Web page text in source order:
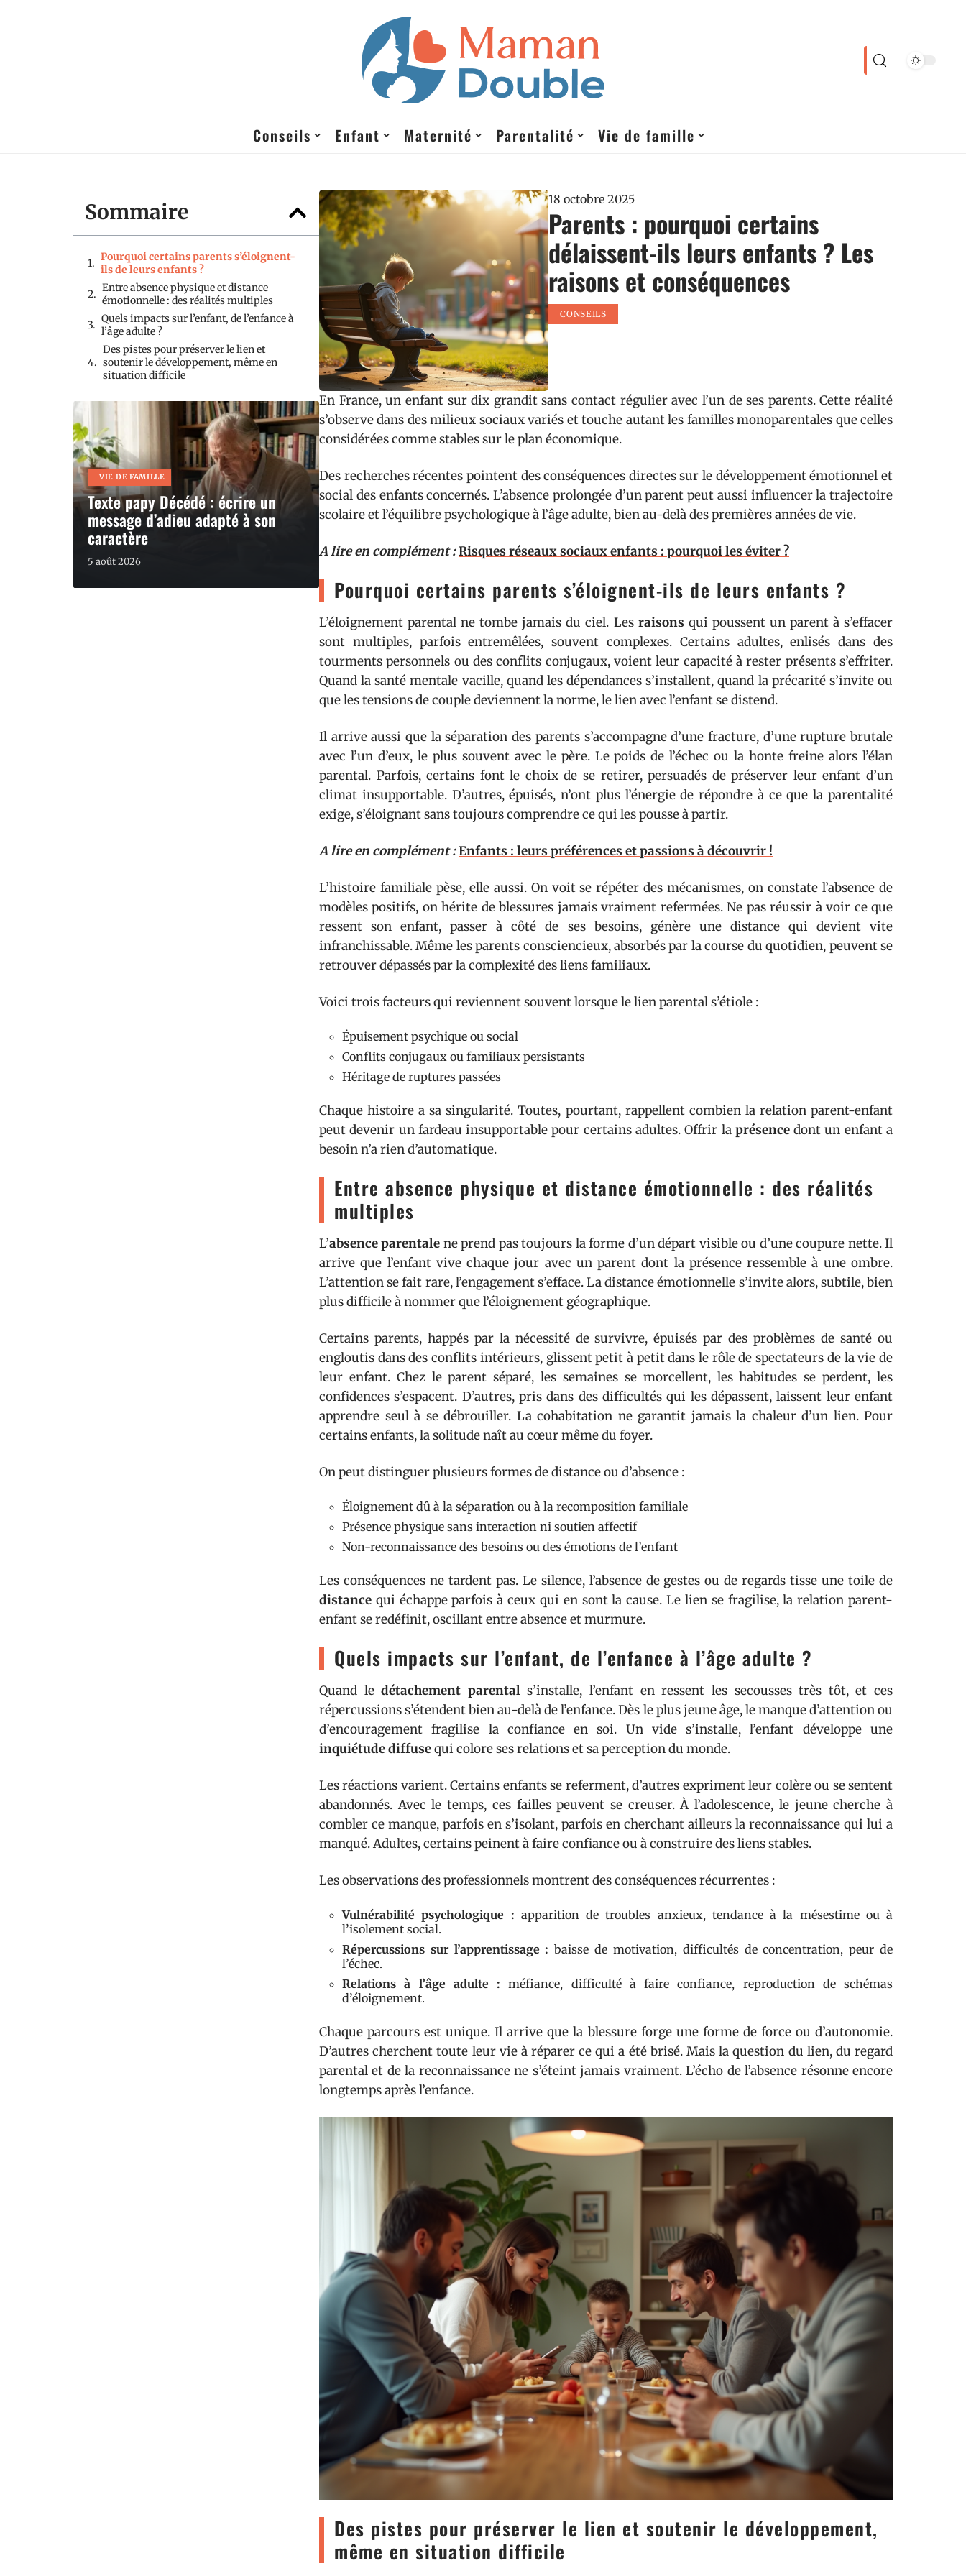
Conseils Enfant Maternité Parentalité Vie de famille
Sommaire
Pourquoi certains parents s’éloignent-
ils de leurs enfants ?
Entre absence physique et distance
émotionnelle : des réalités multiples
Quels impacts sur l’enfant, de l’enfance à
l’âge adulte ?
Des pistes pour préserver le lien et
soutenir le développement, même en
situation difficile
VIE DE FAMILLE
Texte papy Décédé : écrire un
message d’adieu adapté à son
caractère
5 août 2026
18 octobre 2025
Parents : pourquoi certains
délaissent-ils leurs enfants ? Les
raisons et conséquences
CONSEILS
En France, un enfant sur dix grandit sans contact régulier avec l’un de ses parents. Cette réalité
s’observe dans des milieux sociaux variés et touche autant les familles monoparentales que celles
considérées comme stables sur le plan économique.
Des recherches récentes pointent des conséquences directes sur le développement émotionnel et
social des enfants concernés. L’absence prolongée d’un parent peut aussi influencer la trajectoire
scolaire et l’équilibre psychologique à l’âge adulte, bien au-delà des premières années de vie.
A lire en complément :Risques réseaux sociaux enfants : pourquoi les éviter ?
Pourquoi certains parents s’éloignent-ils de leurs enfants ?
L’éloignement parental ne tombe jamais du ciel. Les raisons qui poussent un parent à s’effacer
sont multiples, parfois entremêlées, souvent complexes. Certains adultes, enlisés dans des
tourments personnels ou des conflits conjugaux, voient leur capacité à rester présents s’effriter.
Quand la santé mentale vacille, quand les dépendances s’installent, quand la précarité s’invite ou
que les tensions de couple deviennent la norme, le lien avec l’enfant se distend.
Il arrive aussi que la séparation des parents s’accompagne d’une fracture, d’une rupture brutale
avec l’un d’eux, le plus souvent avec le père. Le poids de l’échec ou la honte freine alors l’élan
parental. Parfois, certains font le choix de se retirer, persuadés de préserver leur enfant d’un
climat insupportable. D’autres, épuisés, n’ont plus l’énergie de répondre à ce que la parentalité
exige, s’éloignant sans toujours comprendre ce qui les pousse à partir.
A lire en complément :Enfants : leurs préférences et passions à découvrir !
L’histoire familiale pèse, elle aussi. On voit se répéter des mécanismes, on constate l’absence de
modèles positifs, on hérite de blessures jamais vraiment refermées. Ne pas réussir à voir ce que
ressent son enfant, passer à côté de ses besoins, génère une distance qui devient vite
infranchissable. Même les parents consciencieux, absorbés par la course du quotidien, peuvent se
retrouver dépassés par la complexité des liens familiaux.
Voici trois facteurs qui reviennent souvent lorsque le lien parental s’étiole :
Épuisement psychique ou social
Conflits conjugaux ou familiaux persistants
Héritage de ruptures passées
Chaque histoire a sa singularité. Toutes, pourtant, rappellent combien la relation parent-enfant
peut devenir un fardeau insupportable pour certains adultes. Offrir la présencedont un enfant a
besoin n’a rien d’automatique.
Entre absence physique et distance émotionnelle : des réalités
multiples
L’absence parentale ne prend pas toujours la forme d’un départ visible ou d’une coupure nette. Il
arrive que l’enfant vive chaque jour avec un parent dont la présence ressemble à une ombre.
L’attention se fait rare, l’engagement s’efface. La distance émotionnelle s’invite alors, subtile, bien
plus difficile à nommer que l’éloignement géographique.
Certains parents, happés par la nécessité de survivre, épuisés par des problèmes de santé ou
engloutis dans des conflits intérieurs, glissent petit à petit dans le rôle de spectateurs de la vie de
leur enfant. Chez le parent séparé, les semaines se morcellent, les habitudes se perdent, les
confidences s’espacent. D’autres, pris dans des difficultés qui les dépassent, laissent leur enfant
apprendre seul à se débrouiller. La cohabitation ne garantit jamais la chaleur d’un lien. Pour
certains enfants, la solitude naît au cœur même du foyer.
On peut distinguer plusieurs formes de distance ou d’absence :
Éloignement dû à la séparation ou à la recomposition familiale
Présence physique sans interaction ni soutien affectif
Non-reconnaissance des besoins ou des émotions de l’enfant
Les conséquences ne tardent pas. Le silence, l’absence de gestes ou de regards tisse une toile de
distance qui échappe parfois à ceux qui en sont la cause. Le lien se fragilise, la relation parent-
enfant se redéfinit, oscillant entre absence et murmure.
Quels impacts sur l’enfant, de l’enfance à l’âge adulte ?
Quand ledétachement parentals’installe, l’enfant en ressent les secousses très tôt, et ces
répercussions s’étendent bien au-delà de l’enfance. Dès le plus jeune âge, le manque d’attention ou
d’encouragement fragilise la confiance en soi. Un vide s’installe, l’enfant développe une
inquiétude diffusequi colore ses relations et sa perception du monde.
Les réactions varient. Certains enfants se referment, d’autres expriment leur colère ou se sentent
abandonnés. Avec le temps, ces failles peuvent se creuser. À l’adolescence, le jeune cherche à
combler ce manque, parfois en s’isolant, parfois en cherchant ailleurs la reconnaissance qui lui a
manqué. Adultes, certains peinent à faire confiance ou à construire des liens stables.
Les observations des professionnels montrent des conséquences récurrentes :
Vulnérabilité psychologique : apparition de troubles anxieux, tendance à la mésestime ou à
l’isolement social.
Répercussions sur l’apprentissage : baisse de motivation, difficultés de concentration, peur de
l’échec.
Relations à l’âge adulte : méfiance, difficulté à faire confiance, reproduction de schémas
d’éloignement.
Chaque parcours est unique. Il arrive que la blessure forge une forme de force ou d’autonomie.
D’autres cherchent toute leur vie à réparer ce qui a été brisé. Mais la question du lien, du regard
parental et de la reconnaissance ne s’éteint jamais vraiment. L’écho de l’absence résonne encore
longtemps après l’enfance.
Des pistes pour préserver le lien et soutenir le développement,
même en situation difficile